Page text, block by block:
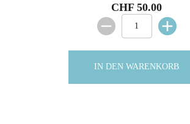
CHF 50.00
IN DEN WARENKORB